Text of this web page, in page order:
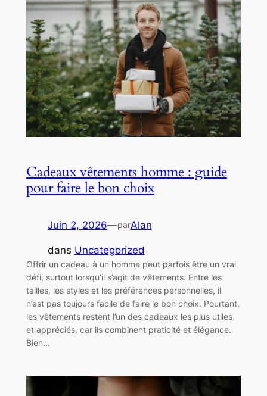
Cadeaux vêtements homme : guide
pour faire le bon choix
Juin 2, 2026—parAlan
dans Uncategorized
Offrir un cadeau à un homme peut parfois être un vrai
défi, surtout lorsqu’il s’agit de vêtements. Entre les
tailles, les styles et les préférences personnelles, il
n’est pas toujours facile de faire le bon choix. Pourtant,
les vêtements restent l’un des cadeaux les plus utiles
et appréciés, car ils combinent praticité et élégance.
Bien…